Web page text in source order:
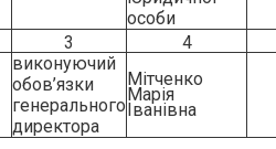
особи
3 4
виконуючий
обов’язки
генерального
директора
Мітченко
Марія
Іванівна